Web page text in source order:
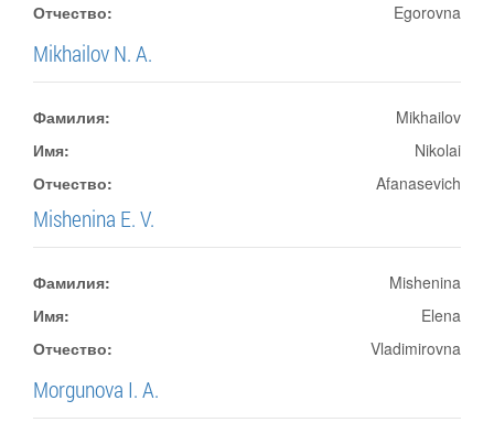
Отчество:
Egorovna
Mikhailov N. A.
Фамилия:
Mikhailov
Имя:
Nikolai
Отчество:
Afanasevich
Mishenina E. V.
Фамилия:
Mishenina
Имя:
Elena
Отчество:
Vladimirovna
Morgunova I. A.